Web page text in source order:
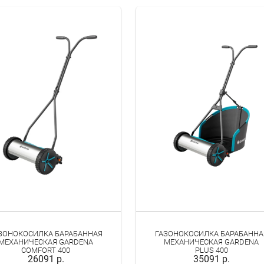
БАРАБАННАЯ
GARDENA
COMFORT 400
26091 р.
ГАЗОНОКОСИЛКА
МЕХАНИЧЕСКАЯ GARDENA
PLUS 400
35091 р.